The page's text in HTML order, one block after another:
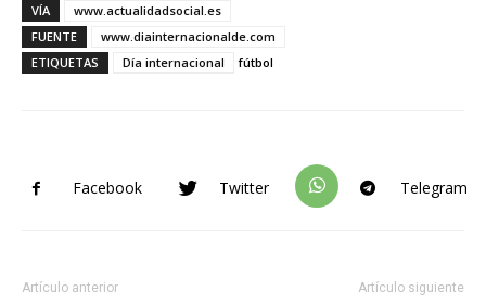
VÍA
www.actualidadsocial.es
FUENTE
www.diainternacionalde.com
ETIQUETAS
Día internacional fútbol
Facebook Twitter Telegram
Artículo anterior Artículo siguiente